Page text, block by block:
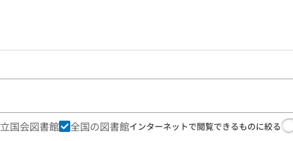
国会図書館 全国の図書館インターネットで閲覧できるものに絞る